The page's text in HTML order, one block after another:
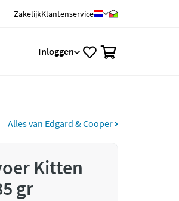
ZakelijkKlantenservice
Inloggen
Alles van Edgard & Cooper
Kitten
gr